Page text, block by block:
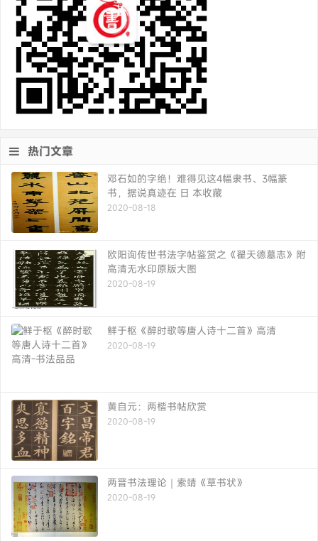
热门文章
邓石如的字绝！难得见这4幅隶书、3幅篆
书，据说真迹在 日 本收藏
2020-08-18
欧阳询传世书法字帖鉴赏之《翟天德墓志》附
高清无水印原版大图
2020-08-19
鲜于枢《醉时歌等唐人诗十二首》高清
2020-08-19
黄自元：两楷书帖欣赏
2020-08-19
两晋书法理论｜索靖《草书状》
2020-08-19